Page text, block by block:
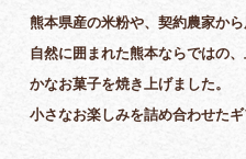
熊本県産の米粉や、契約農家から
自然に囲まれた熊本ならではの
かなお菓子を焼き上げました。
小さなお楽しみを詰め合わせたギ